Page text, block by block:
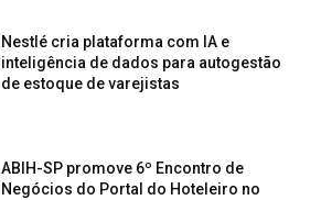
Nestlé cria plataforma com IA e
inteligência de dados para autogestão
de estoque de varejistas
ABIH-SP promove 6º Encontro de
Negócios do Portal do Hoteleiro no